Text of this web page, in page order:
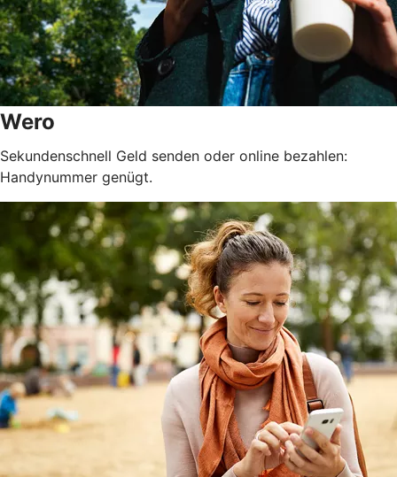
Wero
Sekundenschnell Geld senden oder online bezahlen:
Handynummer genügt.